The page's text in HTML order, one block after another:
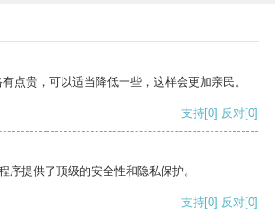
点贵，可以适当降低一些，这样会更加亲民。
支持[0] 反对[0]
序提供了顶级的安全性和隐私保护。
支持[0] 反对[0]